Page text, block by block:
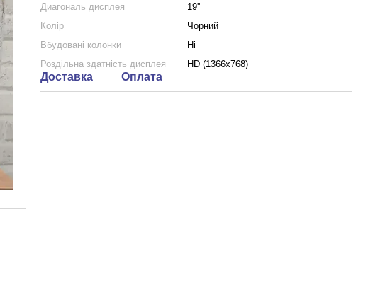
Диагональ дисплея
19''
Колір
Чорний
Вбудовані колонки
Ні
Роздільна здатність дисплея
HD (1366x768)
Доставка Оплата